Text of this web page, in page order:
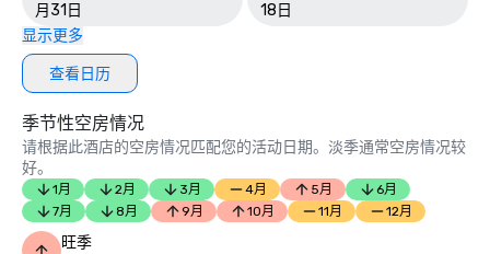
月31日
18日
显示更多
查看日历
季节性空房情况
请根据此酒店的空房情况匹配您的活动日期。淡季通常空房情况较
好。
1月 2月 3月 4月 5月
6月
7月
8月 9月 10月 11月 12月
旺季